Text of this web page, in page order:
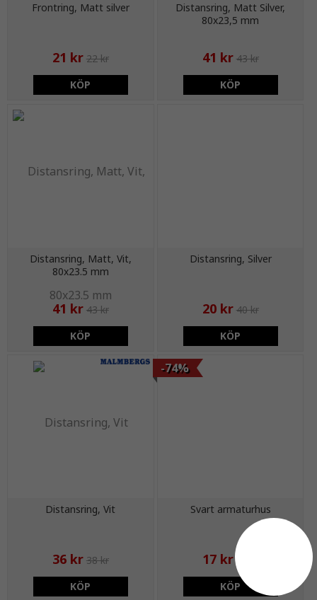
Frontring, Matt silver
21 kr 22 kr
KÖP
Distansring, Matt Silver,
80x23,5 mm
41 kr 43 kr
KÖP
Distansring, Matt, Vit,
80x23.5 mm
41 kr 43 kr
KÖP
Distansring, Silver
20 kr 40 kr
KÖP
Distansring, Vit
36 kr 38 kr
KÖP
Svart armaturhus
-74%
17 kr
KÖP